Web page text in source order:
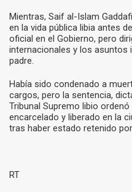
Mientras, Saif al-Islam
en la vida pública libia antes
oficial en el Gobierno, pero
internacionales y los asuntos
padre.
Había sido condenado a
cargos, pero la sentencia,
Tribunal Supremo libio
encarcelado y liberado en la
tras haber estado retenido
RT